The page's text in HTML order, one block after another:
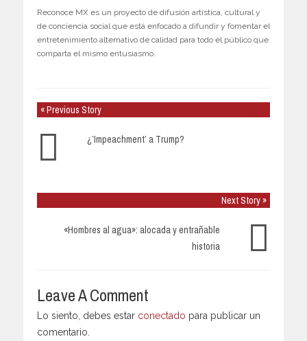
Reconoce MX es un proyecto de difusión artística, cultural y
de conciencia social que está enfocado a difundir y fomentar el
entretenimiento alternativo de calidad para todo el público que
comparta el mismo entusiasmo.
« Previous Story
¿’Impeachment’ a Trump?
Next Story »
«Hombres al agua»: alocada y entrañable
historia
Leave A Comment
Lo siento, debes estar conectado para publicar un
comentario.